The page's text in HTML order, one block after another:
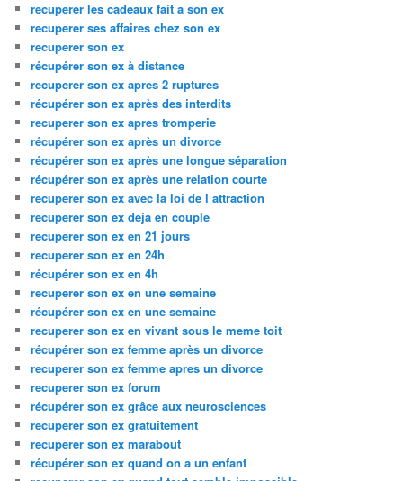
recuperer les cadeaux fait a son ex
recuperer ses affaires chez son ex
recuperer son ex
récupérer son ex à distance
recuperer son ex apres 2 ruptures
récupérer son ex après des interdits
recuperer son ex apres tromperie
récupérer son ex après un divorce
récupérer son ex après une longue séparation
récupérer son ex après une relation courte
recuperer son ex avec la loi de l attraction
recuperer son ex deja en couple
recuperer son ex en 21 jours
recuperer son ex en 24h
récupérer son ex en 4h
recuperer son ex en une semaine
récupérer son ex en une semaine
recuperer son ex en vivant sous le meme toit
récupérer son ex femme après un divorce
recuperer son ex femme apres un divorce
recuperer son ex forum
récupérer son ex grâce aux neurosciences
recuperer son ex gratuitement
recuperer son ex marabout
récupérer son ex quand on a un enfant